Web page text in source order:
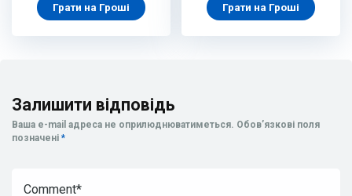
Грати на Гроші Грати на Гроші
Залишити відповідь
Ваша e-mail адреса не оприлюднюватиметься. Обов’язкові поля
позначені *